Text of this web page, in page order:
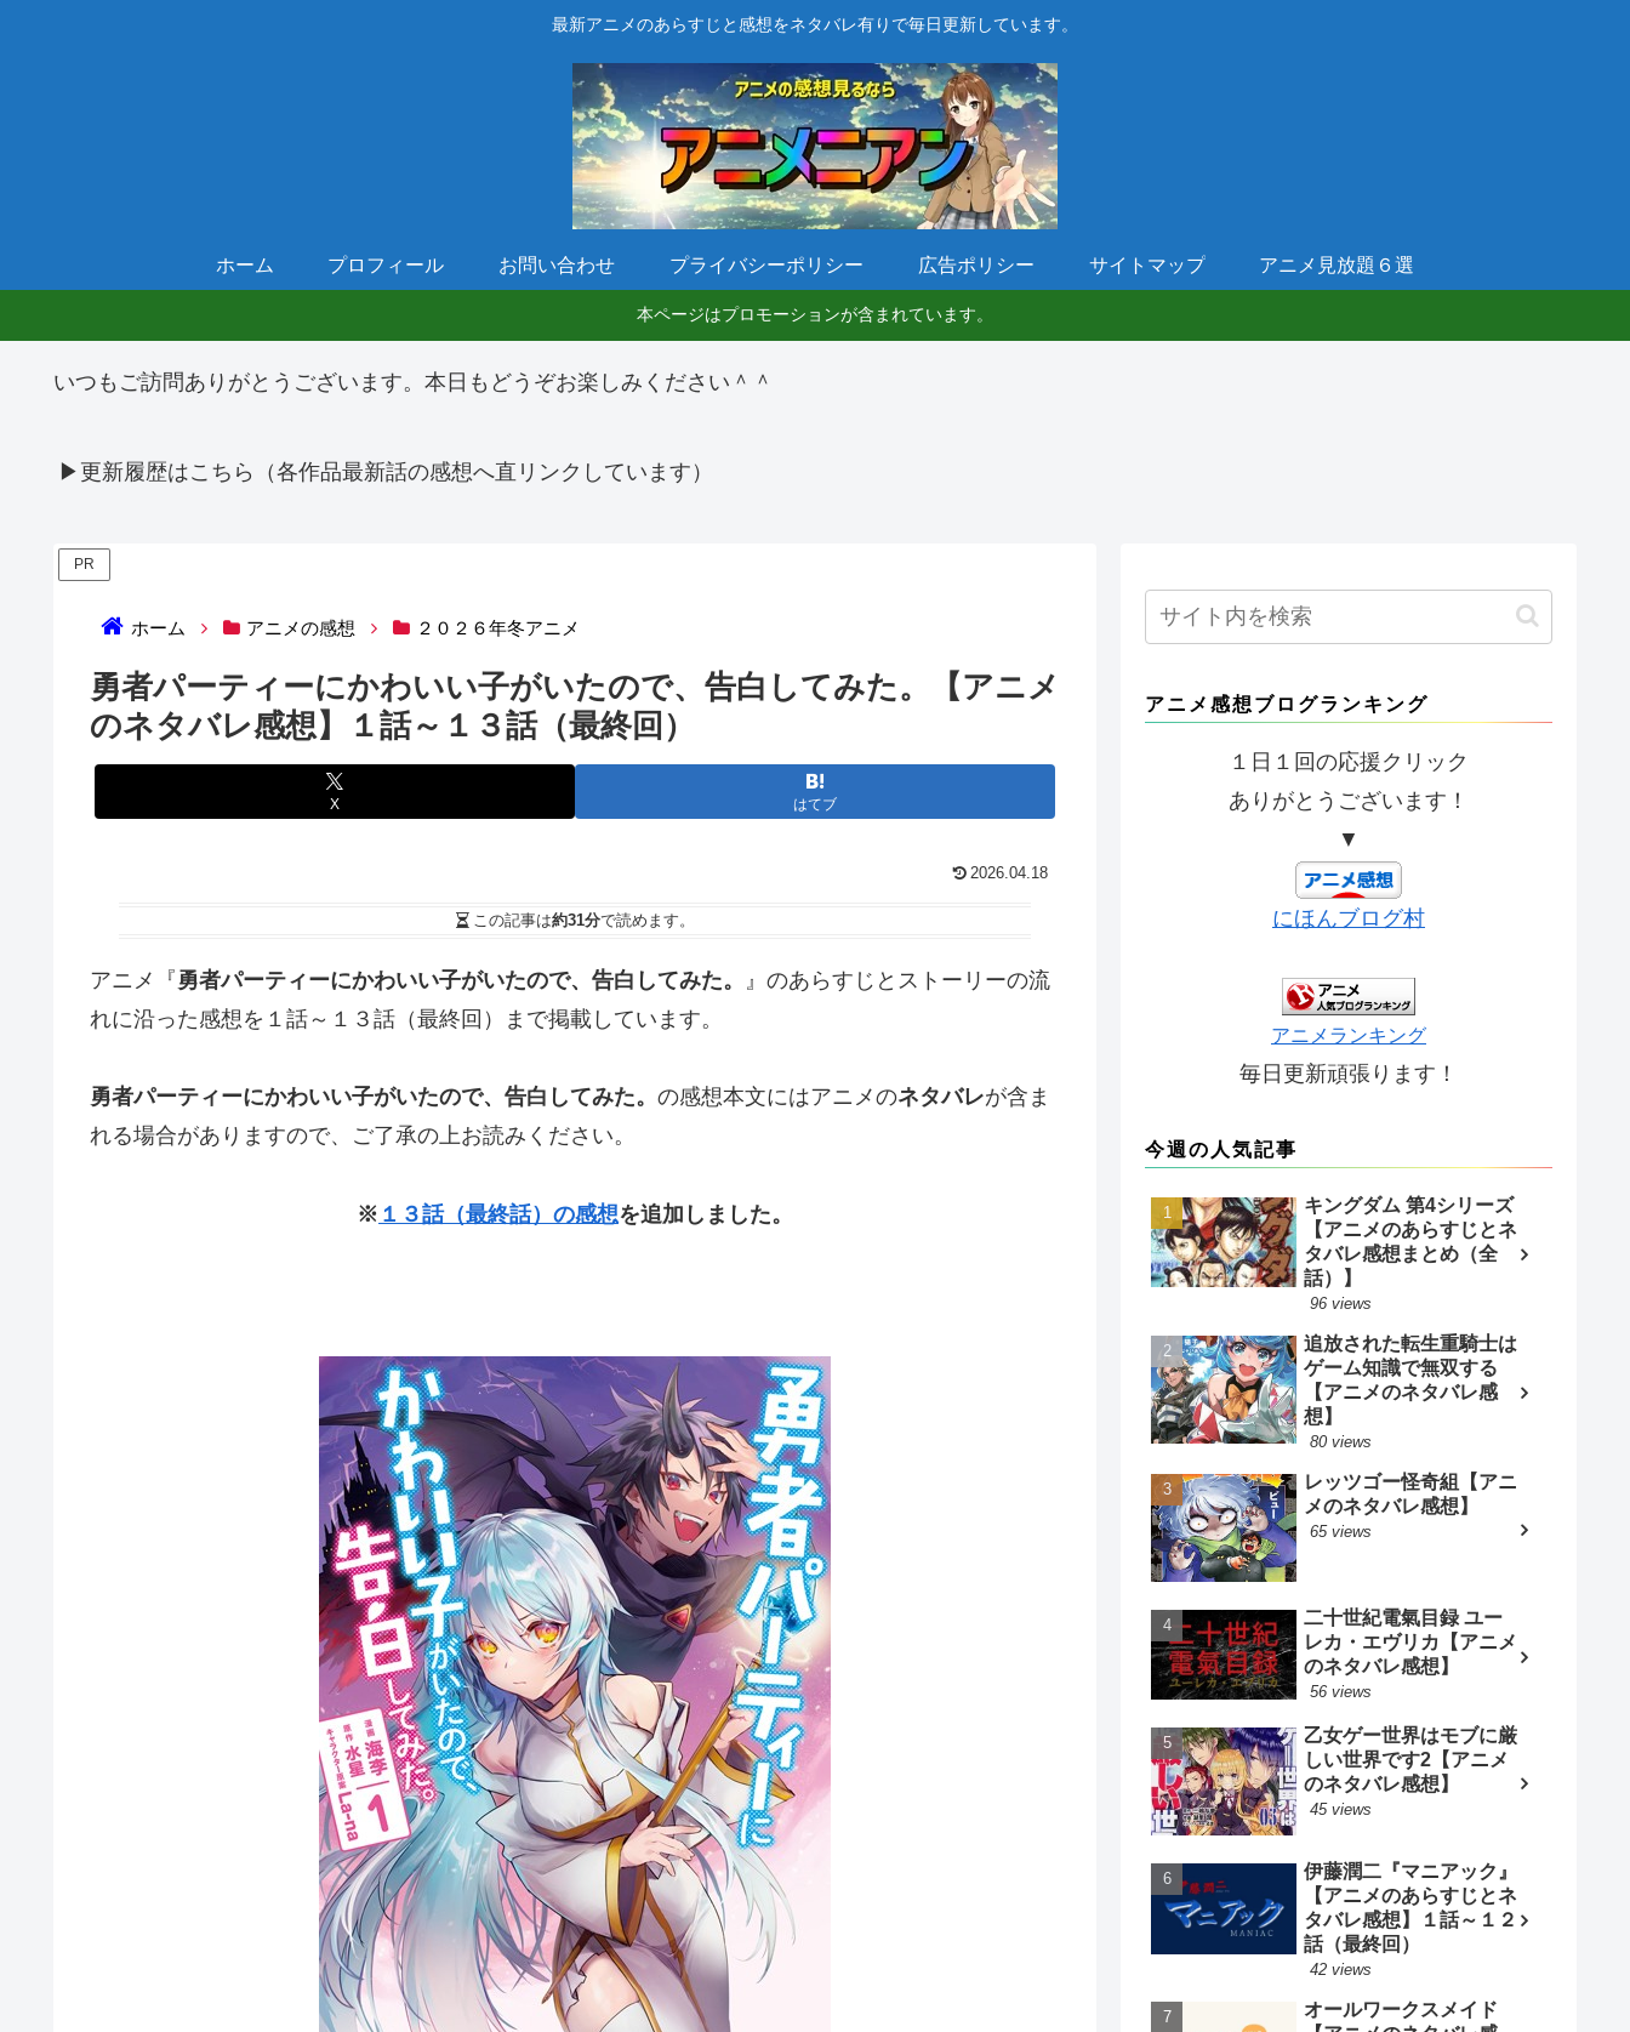
最新アニメのあらすじと感想をネタバレ有りで毎日更新しています。
ホーム プロフィール お問い合わせ プライバシーポリシー 広告ポリシー サイトマップ アニメ見放題６選
本ページはプロモーションが含まれています。
いつもご訪問ありがとうございます。本日もどうぞお楽しみください＾＾
▶更新履歴はこちら（各作品最新話の感想へ直リンクしています）
PR
ホーム アニメの感想 ２０２６年冬アニメ
勇者パーティーにかわいい子がいたので、告白してみた。【アニメ
のネタバレ感想】１話～１３話（最終回）
X はてブ
2026.04.18
この記事は約31分で読めます。
アニメ『 勇者パーティーにかわいい子がいたので、告白してみた。
』のあらすじとストーリーの流
れに沿った感想を１話～１３話（最終回）まで掲載しています。
勇者パーティーにかわいい子がいたので、告白してみた。 の感想本文にはアニメのネタバレが含ま
れる場合がありますので、ご了承の上お読みください。
※ １３話（最終話）の感想を追加しました。
アニメ感想ブログランキング
１日１回の応援クリック
ありがとうございます！
▼
にほんブログ村
アニメランキング
毎日更新頑張ります！
今週の人気記事
キングダム 第4シリーズ
【アニメのあらすじとネ
タバレ感想まとめ（全
話）】
96 views
追放された転生重騎士は
ゲーム知識で無双する
【アニメのネタバレ感
想】
80 views
レッツゴー怪奇組【アニ
メのネタバレ感想】
65 views
二十世紀電氣目録 ユー
レカ・エヴリカ【アニメ
のネタバレ感想】
56 views
乙女ゲー世界はモブに厳
しい世界です2【アニメ
のネタバレ感想】
45 views
伊藤潤二『マニアック』
【アニメのあらすじとネ
タバレ感想】１話～１２
話（最終回）
42 views
オールワークスメイド